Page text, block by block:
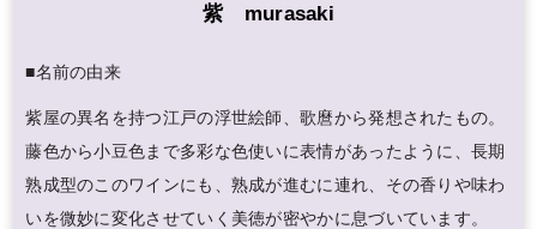
紫 murasaki
■名前の由来
紫屋の異名を持つ江戸の浮世絵師、歌麿から発想されたもの。
藤色から小豆色まで多彩な色使いに表情があったように、長期
熟成型のこのワインにも、熟成が進むに連れ、その香りや味わ
いを微妙に変化させていく美徳が密やかに息づいています。